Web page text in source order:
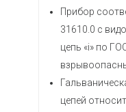
Прибор
31610.0 с
цепь «i» по
цепей